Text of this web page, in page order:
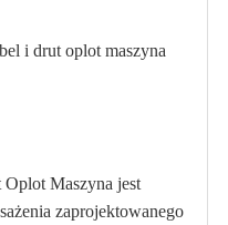
i drut oplot maszyna
Maszyna jest
zaprojektowanego